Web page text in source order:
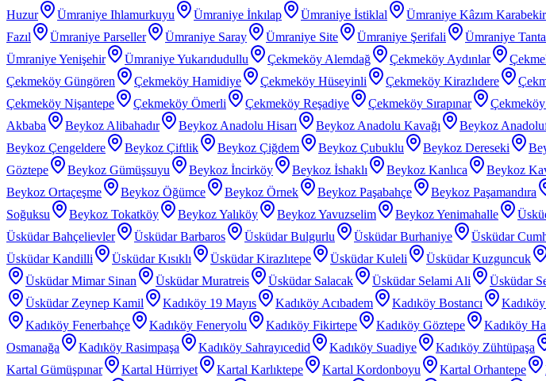
Huzur
Ümraniye Ihlamurkuyu Ümraniye İnkılap Ümraniye İstiklal Ümraniye Kâzım Karabekir
Fazıl
Ümraniye Parseller Ümraniye Saray Ümraniye Site Ümraniye Şerifali Ümraniye
Ümraniye Yenişehir
Ümraniye Yukarıdudullu Çekmeköy Alemdağ Çekmeköy Aydınlar
Çekmeköy Güngören
Çekmeköy Hamidiye Çekmeköy Hüseyinli Çekmeköy Kirazlıdere
Çekmeköy Nişantepe
Çekmeköy Ömerli Çekmeköy Reşadiye Çekmeköy Sırapınar
Akbaba
Beykoz Alibahadır Beykoz Anadolu Hisarı Beykoz Anadolu Kavağı Beykoz
Beykoz Çengeldere
Beykoz Çiftlik Beykoz Çiğdem Beykoz Çubuklu Beykoz Dereseki
Göztepe
Beykoz Gümüşsuyu Beykoz İncirköy Beykoz İshaklı Beykoz Kanlıca Beykoz
Beykoz Ortaçeşme
Beykoz Öğümce Beykoz Örnek Beykoz Paşabahçe Beykoz Paşamandıra
Soğuksu
Beykoz Tokatköy Beykoz Yalıköy Beykoz Yavuzselim Beykoz Yenimahalle
Üsküdar Bahçelievler
Üsküdar Barbaros Üsküdar Bulgurlu Üsküdar Burhaniye Üsküdar
Üsküdar Kandilli
Üsküdar Kısıklı Üsküdar Kirazlıtepe Üsküdar Kuleli Üsküdar Kuzguncuk
Üsküdar Mimar Sinan
Üsküdar Muratreis Üsküdar Salacak Üsküdar Selami Ali Üsküdar
Üsküdar Zeynep Kamil
Kadıköy 19 Mayıs Kadıköy Acıbadem Kadıköy Bostancı
Kadıköy Fenerbahçe
Kadıköy Feneryolu Kadıköy Fikirtepe Kadıköy Göztepe Kadıköy
Osmanağa
Kadıköy Rasimpaşa Kadıköy Sahrayıcedid Kadıköy Suadiye Kadıköy Zühtüpaşa
Kartal Gümüşpınar
Kartal Hürriyet Kartal Karlıktepe Kartal Kordonboyu Kartal Orhantepe